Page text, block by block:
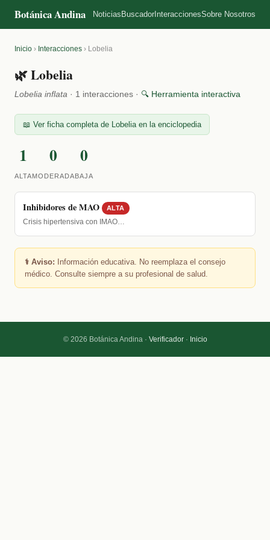
Botánica Andina Noticias Buscador InteraccionesSobre Nosotros
Inicio › Interacciones › Lobelia
🌿 Lobelia
Lobelia inflata · 1 interacciones · 🔍 Herramienta interactiva
📖 Ver ficha completa de Lobelia en la enciclopedia
1
ALTA
0
MODERADA
0
BAJA
Inhibidores de MAO ALTA
Crisis hipertensiva con IMAO…
⚕️ Aviso: Información educativa. No reemplaza el consejo
médico. Consulte siempre a su profesional de salud.
© 2026 Botánica Andina · Verificador· Inicio